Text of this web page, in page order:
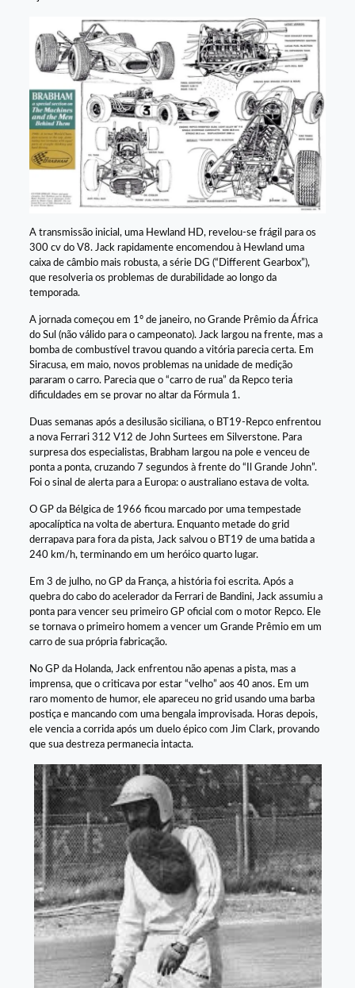
A transmissão inicial, uma Hewland HD, revelou-se frágil para os
300 cv do V8. Jack rapidamente encomendou à Hewland uma
caixa de câmbio mais robusta, a série DG (“Different Gearbox”),
que resolveria os problemas de durabilidade ao longo da
temporada.
A jornada começou em 1º de janeiro, no Grande Prêmio da África
do Sul (não válido para o campeonato). Jack largou na frente, mas a
bomba de combustível travou quando a vitória parecia certa. Em
Siracusa, em maio, novos problemas na unidade de medição
pararam o carro. Parecia que o “carro de rua” da Repco teria
dificuldades em se provar no altar da Fórmula 1.
Duas semanas após a desilusão siciliana, o BT19-Repco enfrentou
a nova Ferrari 312 V12 de John Surtees em Silverstone. Para
surpresa dos especialistas, Brabham largou na pole e venceu de
ponta a ponta, cruzando 7 segundos à frente do “Il Grande John”.
Foi o sinal de alerta para a Europa: o australiano estava de volta.
O GP da Bélgica de 1966 ficou marcado por uma tempestade
apocalíptica na volta de abertura. Enquanto metade do grid
derrapava para fora da pista, Jack salvou o BT19 de uma batida a
240 km/h, terminando em um heróico quarto lugar.
Em 3 de julho, no GP da França, a história foi escrita. Após a
quebra do cabo do acelerador da Ferrari de Bandini, Jack assumiu a
ponta para vencer seu primeiro GP oficial com o motor Repco. Ele
se tornava o primeiro homem a vencer um Grande Prêmio em um
carro de sua própria fabricação.
No GP da Holanda, Jack enfrentou não apenas a pista, mas a
imprensa, que o criticava por estar “velho” aos 40 anos. Em um
raro momento de humor, ele apareceu no grid usando uma barba
postiça e mancando com uma bengala improvisada. Horas depois,
ele vencia a corrida após um duelo épico com Jim Clark, provando
que sua destreza permanecia intacta.